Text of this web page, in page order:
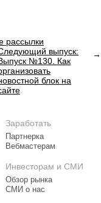
рассылки
выпуск:
№130. Как
блок на
Заработать
Партнерка
Вебмастерам
Инвесторам и СМИ
Обзор рынка
СМИ о нас